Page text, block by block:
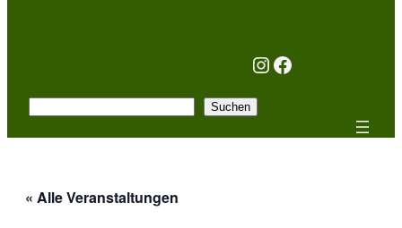
Instagram
Facebook
Suchen
« Alle Veranstaltungen